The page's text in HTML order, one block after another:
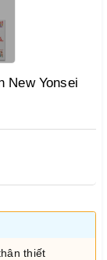
New Yonsei
thiết